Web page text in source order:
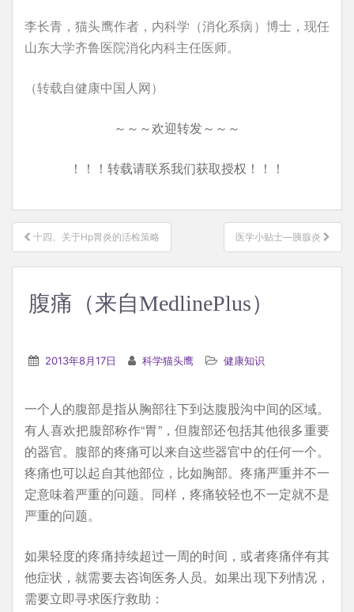
李长青，猫头鹰作者，内科学（消化系病）博士，现任
山东大学齐鲁医院消化内科主任医师。
（转载自健康中国人网）
～～～欢迎转发～～～
！！！转载请联系我们获取授权！！！
文
章
导
十四、关于Hp胃炎的活检策略 医学小贴士—胰腺炎
腹痛（来自MedlinePlus）
2013年8月17日 科学猫头鹰 健康知识
一个人的腹部是指从胸部往下到达腹股沟中间的区域。
有人喜欢把腹部称作“胃”，但腹部还包括其他很多重要
的器官。腹部的疼痛可以来自这些器官中的任何一个。
疼痛也可以起自其他部位，比如胸部。疼痛严重并不一
定意味着严重的问题。同样，疼痛较轻也不一定就不是
严重的问题。
如果轻度的疼痛持续超过一周的时间，或者疼痛伴有其
他症状，就需要去咨询医务人员。如果出现下列情况，
需要立即寻求医疗救助：